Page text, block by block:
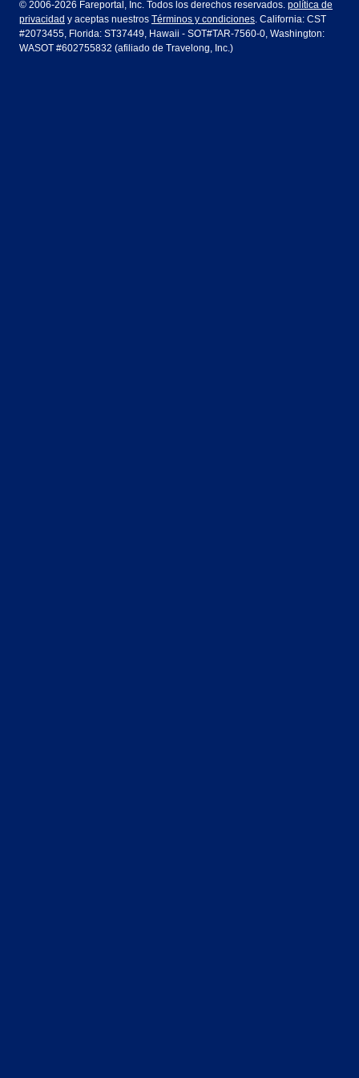
Air Europa Turkish Airlines
Houston Las Vegas
Miami
Guadalajara Lima
© 2006-2026 Fareportal, Inc. Todos los derechos reservados. política de
privacidad y aceptas nuestros Términos y condiciones. California: CST
#2073455, Florida: ST37449, Hawaii - SOT#TAR-7560-0, Washington:
WASOT #602755832 (afiliado de Travelong, Inc.)